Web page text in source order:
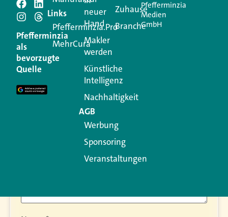
Schreiben Sie einen
Kommentar
Ihre E-Mail-Adresse wird nicht veröffentlicht.
Erforderliche Felder sind mit
Kommentar
Pfefferminzia
als
bevorzugte
Quelle
Links
Pfefferminzia.Pro
MehrCura
neuer
Hand
Makler
werden
Künstliche
Intelligenz
Nachhaltigkeit
AGB
Werbung
Sponsoring
Veranstaltungen
Zuhause
Branche
Pfefferminzia
Medien
GmbH